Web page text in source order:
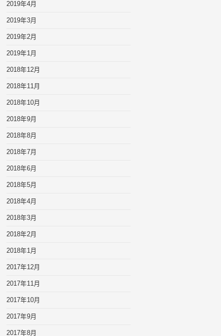
2019年4月
2019年3月
2019年2月
2019年1月
2018年12月
2018年11月
2018年10月
2018年9月
2018年8月
2018年7月
2018年6月
2018年5月
2018年4月
2018年3月
2018年2月
2018年1月
2017年12月
2017年11月
2017年10月
2017年9月
2017年8月